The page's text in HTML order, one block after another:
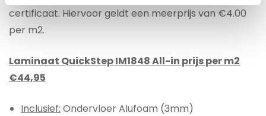
certificaat. Hiervoor geldt een meerprijs van €4.00
per m2.
Laminaat QuickStep IM1848 All-in prijs per m2
€44,95
Inclusief: Ondervloer Alufoam (3mm)